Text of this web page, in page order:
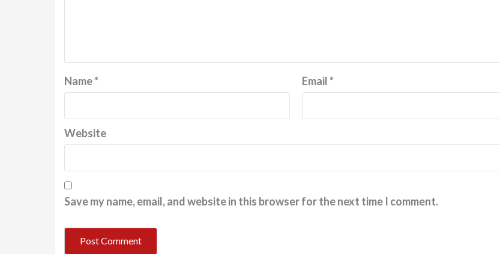
Name* Email*
Website
Save my name, email, and website in this browser for the next time I comment.